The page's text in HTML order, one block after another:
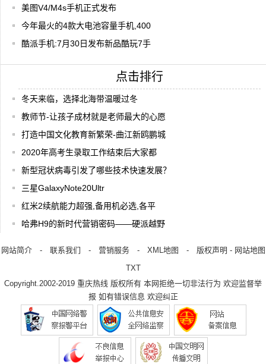
美图V4/M4s手机正式发布
今年最火的4款大电池容量手机,400
酷派手机:7月30日发布新品酷玩7手
点击排行
冬天来临，选择北海带温暖过冬
教师节-让孩子成材就是老师最大的心愿
打造中国文化教育新繁荣-曲江新鸥鹏城
2020年高考生录取工作结束后大家都
新型冠状病毒引发了哪些技术快速发展？
三星GalaxyNote20Ultr
红米2续航能力超强,备用机必选,各平
哈弗H9的新时代营销密码——硬派越野
网站简介- 联系我们 - 营销服务- XML地图 - 版权声明 - 网站地图
TXT
Copyright.2002-2019 重庆热线 版权所有 本网拒绝一切非法行为 欢迎监督举
报 如有错误信息 欢迎纠正